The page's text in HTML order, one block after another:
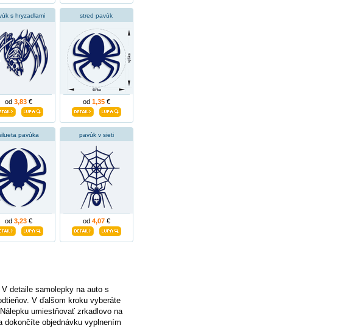
s hryzadlami
od 3,83€
stred pavúk
od 1,35€
pavúka
od 3,23€
pavúk v sieti
od 4,07€
detaile samolepky na auto s
V ďalšom kroku vyberáte
umiestňovať zrkadlovo na
dokončíte objednávku vyplnením